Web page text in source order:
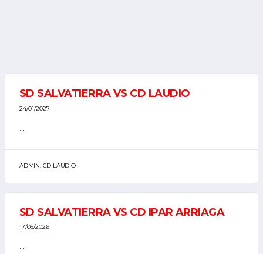
SD SALVATIERRA VS CD LAUDIO
24/01/2027
...
ADMIN. CD LAUDIO
SD SALVATIERRA VS CD IPAR ARRIAGA
17/05/2026
...